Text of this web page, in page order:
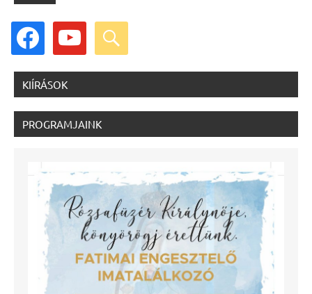
facebook youtube search
KIÍRÁSOK
PROGRAMJAINK